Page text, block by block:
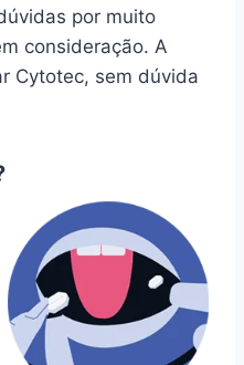
por muito
consideração. A
Cytotec, sem dúvida